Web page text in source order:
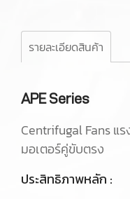
รายละเอียดสินค้า
APE Series
Centrifugal Fans แ
มอเตอร์คู่ขับตรง
ประสิทธิภาพหลัก :